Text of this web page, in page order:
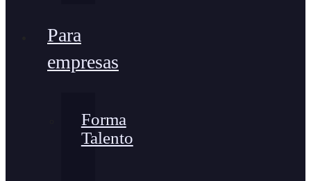
Para
empresas
Forma
Talento